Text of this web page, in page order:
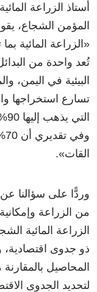
أستاذ الزراعة
المؤمن الشجاع،
«الزراعة المائية
تُعد واحدة من
البيئية في اليمن،
تسارع استخراجها
القات».
وردًّا على سؤالنا عن
من الزراعة
الزراعة المائية
ذو جدوى اقتصادية،
المحاصيل
لتحديد الجدوى